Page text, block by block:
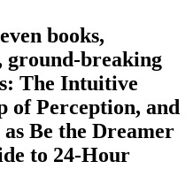
books,
ground-breaking
The Intuitive
of Perception, and
Be the Dreamer
to 24-Hour